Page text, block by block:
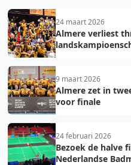
24 maart 2026
Almere verliest
9 maart 2026
Almere zet in
voor finale
24 februari 2026
Bezoek de halve
Nederlandse